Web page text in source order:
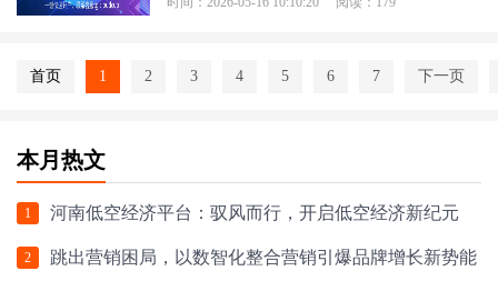
首页 1 2 3 4 5 6 7 下一页
本月热文
1 河南低空经济平台：驭风而行，开启低空经济新纪元
2 跳出营销困局，以数智化整合营销引爆品牌增长新势能